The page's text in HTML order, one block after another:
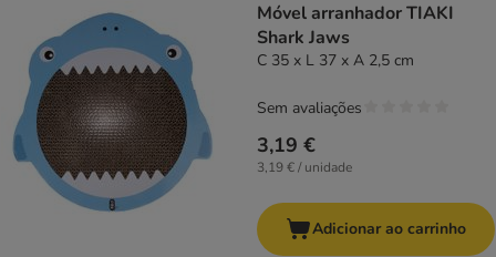
Móvel arranhador TIAKI
Shark Jaws
C 35 x L 37 x A 2,5 cm
3,19 €
3,19 € / unidade
Sem avaliações
Adicionar ao carrinho